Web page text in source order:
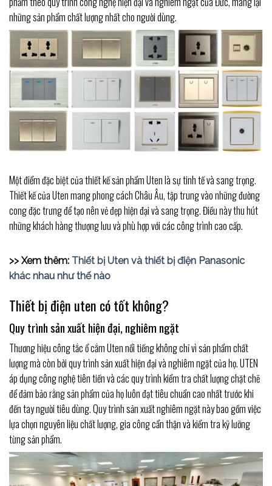
những sản phẩm chất lượng nhất cho người dùng.
Một điểm đặc biệt của thiết kế sản phẩm Uten là sự tinh tế và sang trọng.
Thiết kế của Uten mang phong cách Châu Âu, tập trung vào những đường
cong đặc trưng để tạo nên vẻ đẹp hiện đại và sang trọng. Điều này thu hút
những khách hàng thượng lưu và phù hợp với các công trình cao cấp.
>> Xem thêm: Thiết bị Uten và thiết bị điện Panasonic
khác nhau như thế nào
Thiết bị điện uten có tốt không?
Quy trình sản xuất hiện đại, nghiêm ngặt
Thương hiệu công tắc ổ cắm Uten nổi tiếng không chỉ vì sản phẩm chất
lượng mà còn bởi quy trình sản xuất hiện đại và nghiêm ngặt của họ. UTEN
áp dụng công nghệ tiên tiến và các quy trình kiểm tra chất lượng chặt chẽ
để đảm bảo rằng sản phẩm của họ luôn đạt tiêu chuẩn cao nhất trước khi
đến tay người tiêu dùng. Quy trình sản xuất nghiêm ngặt này bao gồm việc
lựa chọn nguyên liệu chất lượng, gia công cẩn thận và kiểm tra kỹ lưỡng
từng sản phẩm.